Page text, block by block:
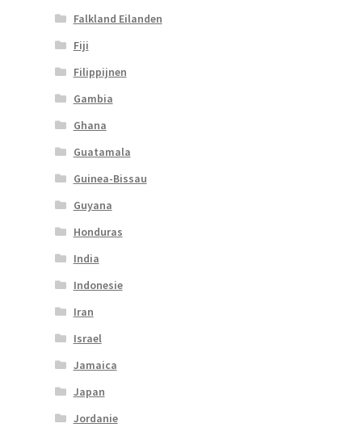
Falkland Eilanden
Fiji
Filippijnen
Gambia
Ghana
Guatamala
Guinea-Bissau
Guyana
Honduras
India
Indonesie
Iran
Israel
Jamaica
Japan
Jordanie